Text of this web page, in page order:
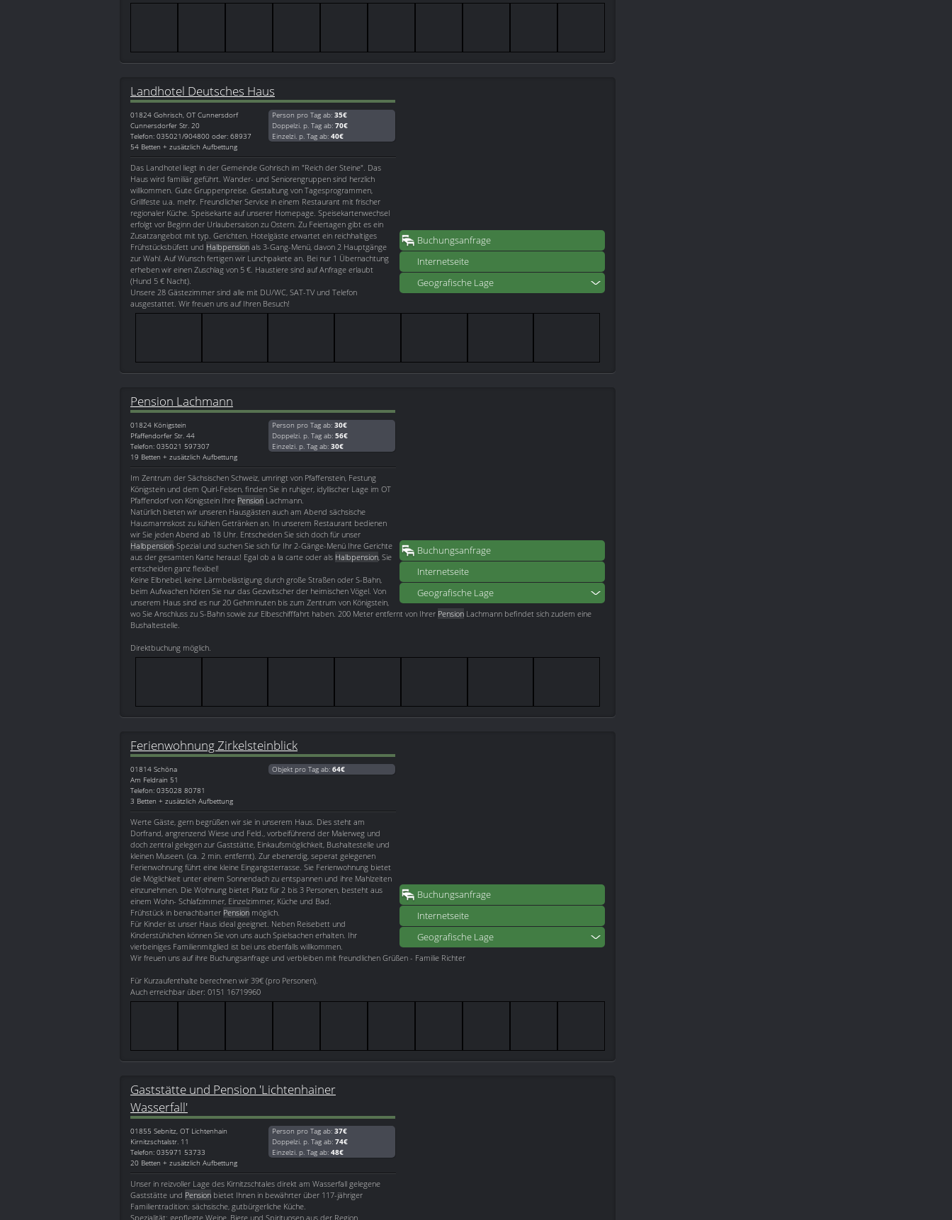
Buchungsanfrage
Internetseite
Geografische Lage
Landhotel Deutsches Haus
01824 Gohrisch, OT Cunnersdorf
Cunnersdorfer Str. 20
Telefon: 035021/904800 oder: 68937
54 Betten + zusätzlich Aufbettung
Person pro Tag ab: 35€
Doppelzi. p. Tag ab: 70€
Einzelzi. p. Tag ab: 40€
Das Landhotel liegt in der Gemeinde Gohrisch im "Reich der Steine". Das
Haus wird familiär geführt. Wander- und Seniorengruppen sind herzlich
willkommen. Gute Gruppenpreise. Gestaltung von Tagesprogrammen,
Grillfeste u.a. mehr. Freundlicher Service in einem Restaurant mit frischer
regionaler Küche. Speisekarte auf unserer Homepage. Speisekartenwechsel
erfolgt vor Beginn der Urlaubersaison zu Ostern. Zu Feiertagen gibt es ein
Zusatzangebot mit typ. Gerichten. Hotelgäste erwartet ein reichhaltiges
Frühstücksbüfett und Halbpension als 3-Gang-Menü, davon 2 Hauptgänge
zur Wahl. Auf Wunsch fertigen wir Lunchpakete an. Bei nur 1 Übernachtung
erheben wir einen Zuschlag von 5 €. Haustiere sind auf Anfrage erlaubt
(Hund 5 € Nacht).
Unsere 28 Gästezimmer sind alle mit DU/WC, SAT-TV und Telefon
ausgestattet. Wir freuen uns auf Ihren Besuch!
Buchungsanfrage
Internetseite
Geografische Lage
Pension Lachmann
01824 Königstein
Pfaffendorfer Str. 44
Telefon: 035021 597307
19 Betten + zusätzlich Aufbettung
Person pro Tag ab: 30€
Doppelzi. p. Tag ab: 56€
Einzelzi. p. Tag ab: 30€
Im Zentrum der Sächsischen Schweiz, umringt von Pfaffenstein, Festung
Königstein und dem Quirl-Felsen, finden Sie in ruhiger, idyllischer Lage im OT
Pfaffendorf von Königstein Ihre Pension Lachmann.
Natürlich bieten wir unseren Hausgästen auch am Abend sächsische
Hausmannskost zu kühlen Getränken an. In unserem Restaurant bedienen
wir Sie jeden Abend ab 18 Uhr. Entscheiden Sie sich doch für unser
Halbpension-Spezial und suchen Sie sich für Ihr 2-Gänge-Menü Ihre Gerichte
aus der gesamten Karte heraus! Egal ob a la carte oder als Halbpension, Sie
entscheiden ganz flexibel!
Keine Elbnebel, keine Lärmbelästigung durch große Straßen oder S-Bahn,
beim Aufwachen hören Sie nur das Gezwitscher der heimischen Vögel. Von
unserem Haus sind es nur 20 Gehminuten bis zum Zentrum von Königstein,
wo Sie Anschluss zu S-Bahn sowie zur Elbeschifffahrt haben. 200 Meter entfernt von Ihrer Pension Lachmann befindet sich zudem eine
Bushaltestelle.
Direktbuchung möglich.
Buchungsanfrage
Internetseite
Geografische Lage
Ferienwohnung Zirkelsteinblick
01814 Schöna
Am Feldrain 51
Telefon: 035028 80781
3 Betten + zusätzlich Aufbettung
Objekt pro Tag ab: 64€
Werte Gäste, gern begrüßen wir sie in unserem Haus. Dies steht am
Dorfrand, angrenzend Wiese und Feld., vorbeiführend der Malerweg und
doch zentral gelegen zur Gaststätte, Einkaufsmöglichkeit, Bushaltestelle und
kleinen Museen. (ca. 2 min. entfernt). Zur ebenerdig, seperat gelegenen
Ferienwohnung führt eine kleine Eingangsterrasse. Sie Ferienwohnung bietet
die Möglichkeit unter einem Sonnendach zu entspannen und ihre Mahlzeiten
einzunehmen. Die Wohnung bietet Platz für 2 bis 3 Personen, besteht aus
einem Wohn- Schlafzimmer, Einzelzimmer, Küche und Bad.
Frühstück in benachbarter Pension möglich.
Für Kinder ist unser Haus ideal geeignet. Neben Reisebett und
Kinderstühlchen können Sie von uns auch Spielsachen erhalten. Ihr
vierbeiniges Familienmitglied ist bei uns ebenfalls willkommen.
Wir freuen uns auf ihre Buchungsanfrage und verbleiben mit freundlichen Grüßen - Familie Richter
Für Kurzaufenthalte berechnen wir 39€ (pro Personen).
Auch erreichbar über: 0151 16719960
Gaststätte und Pension 'Lichtenhainer
Wasserfall'
01855 Sebnitz, OT Lichtenhain
Kirnitzschtalstr. 11
Telefon: 035971 53733
20 Betten + zusätzlich Aufbettung
Person pro Tag ab: 37€
Doppelzi. p. Tag ab: 74€
Einzelzi. p. Tag ab: 48€
Unser in reizvoller Lage des Kirnitzschtales direkt am Wasserfall gelegene
Gaststätte und Pension bietet Ihnen in bewährter über 117-jähriger
Familientradition: sächsische, gutbürgerliche Küche.
Spezialität: gepflegte Weine, Biere und Spirituosen aus der Region.